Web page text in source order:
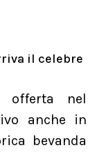
il celebre
offerta nel
anche in
bevanda